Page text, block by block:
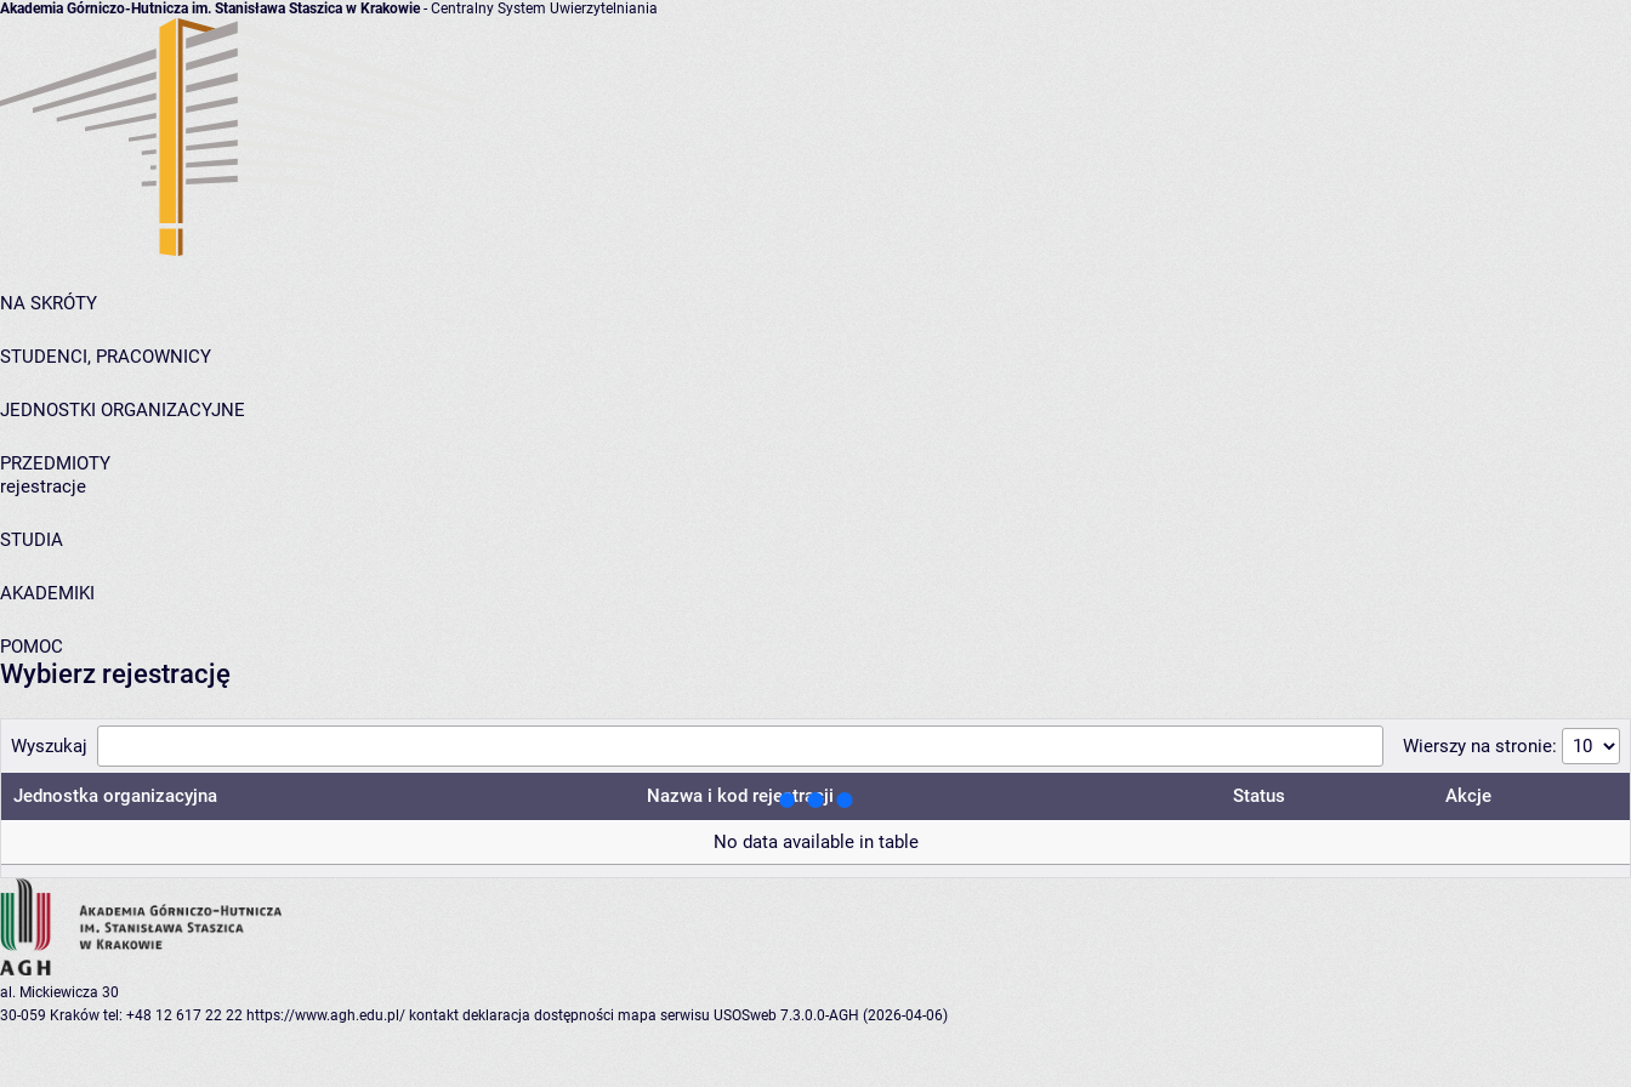
Akademia Górniczo-Hutnicza im. Stanisława Staszica w Krakowie- Centralny System Uwierzytelniania
NA SKRÓTY
STUDENCI, PRACOWNICY
JEDNOSTKI ORGANIZACYJNE
PRZEDMIOTY
rejestracje
STUDIA
AKADEMIKI
POMOC
Wybierz rejestrację
Wierszy na stronie:
Wyszukaj
Jednostka organizacyjna Nazwa i kod rejestracji Status Akcje
No data available in table
al. Mickiewicza 30
30-059 Kraków tel: +48 12 617 22 22 https://www.agh.edu.pl/ kontakt deklaracja dostępności mapa serwisu USOSweb 7.3.0.0-AGH (2026-04-06)